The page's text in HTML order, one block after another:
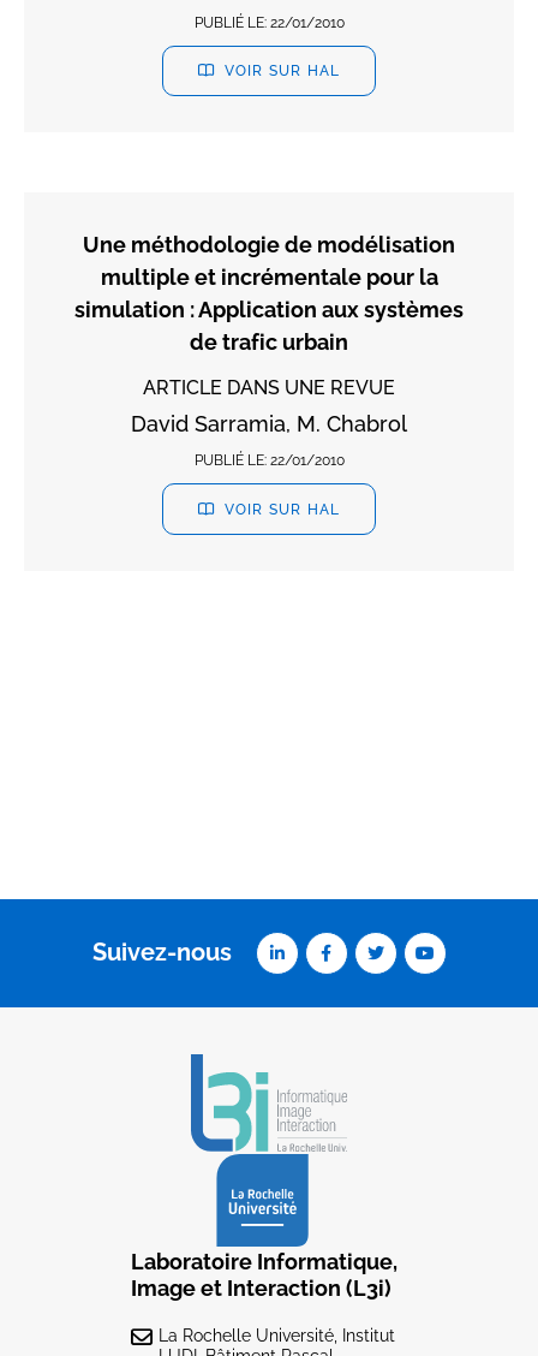
PUBLIÉ LE: 22/01/2010
VOIR SUR HAL
Une méthodologie de modélisation
multiple et incrémentale pour la
simulation : Application aux systèmes
de trafic urbain
ARTICLE DANS UNE REVUE
David Sarramia, M. Chabrol
PUBLIÉ LE: 22/01/2010
VOIR SUR HAL
Suivez-nous
Laboratoire Informatique,
Image et Interaction (L3i)
La Rochelle Université, Institut